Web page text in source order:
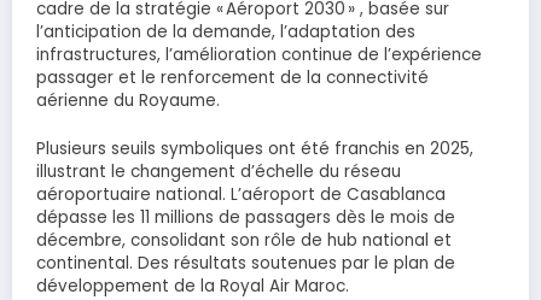
cadre de la stratégie « Aéroport 2030 » , basée sur
l’anticipation de la demande, l’adaptation des
infrastructures, l’amélioration continue de l’expérience
passager et le renforcement de la connectivité
aérienne du Royaume.
Plusieurs seuils symboliques ont été franchis en 2025,
illustrant le changement d’échelle du réseau
aéroportuaire national. L’aéroport de Casablanca
dépasse les 11 millions de passagers dès le mois de
décembre, consolidant son rôle de hub national et
continental. Des résultats soutenues par le plan de
développement de la Royal Air Maroc.